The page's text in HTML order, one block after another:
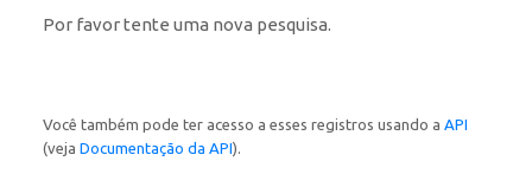
Por favor tente uma nova pesquisa.
Você também pode ter acesso a esses registros usando a API
(veja Documentação da API).